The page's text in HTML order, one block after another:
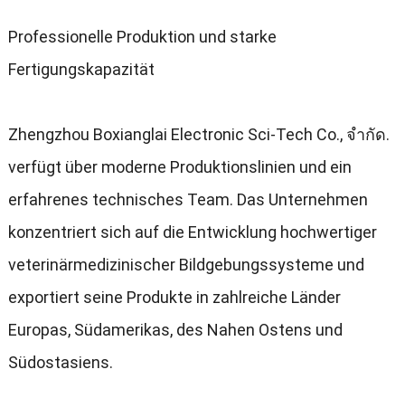
Professionelle Produktion und starke
Fertigungskapazität
Zhengzhou Boxianglai Electronic Sci-Tech Co., จํากัด.
verfügt über moderne Produktionslinien und ein
erfahrenes technisches Team. Das Unternehmen
konzentriert sich auf die Entwicklung hochwertiger
veterinärmedizinischer Bildgebungssysteme und
exportiert seine Produkte in zahlreiche Länder
Europas, Südamerikas, des Nahen Ostens und
Südostasiens.